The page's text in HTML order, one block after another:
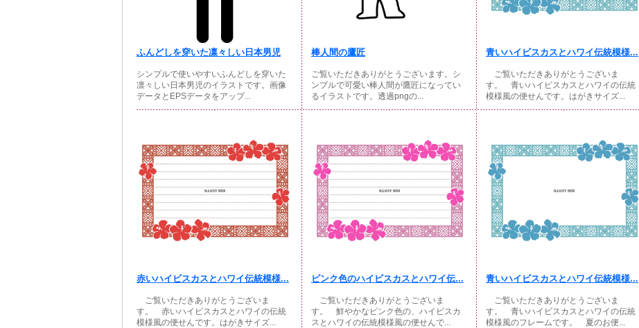
ふんどしを穿いた凛々しい日本男児
シンプルで使いやすいふんどしを穿いた
凛々しい日本男児のイラストです。画像
データとEPSデータをアップ...
棒人間の鷹匠
ご覧いただきありがとうございます。シ
ンプルで可愛い棒人間が鷹匠になってい
るイラストです。透過pngの...
青いハイビスカスとハワイ伝統模様...
ご覧いただきありがとうございま
す。 青いハイビスカスとハワイの伝統
模様風の便せんです。はがきサイズ...
赤いハイビスカスとハワイ伝統模様...
ご覧いただきありがとうございま
す。 赤いハイビスカスとハワイの伝統
模様風の便せんです。はがきサイズ...
ピンク色のハイビスカスとハワイ伝...
ご覧いただきありがとうございま
す。 鮮やかなピンク色の、ハイビスカ
スとハワイの伝統模様風の便せんで...
青いハイビスカスとハワイ伝統模様...
ご覧いただきありがとうございま
す。 青いハイビスカスとハワイの伝統
模様風のフレームです。 夏のお便...